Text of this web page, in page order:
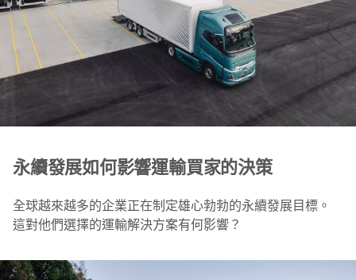
永續發展如何影響運輸買家的決策
全球越來越多的企業正在制定雄心勃勃的永續發展目標。
這對他們選擇的運輸解決方案有何影響？